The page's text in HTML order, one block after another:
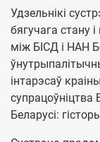
Удзельнікі
бягучага стану
між БІСД і НАН
інтарэсаў
Беларусі: